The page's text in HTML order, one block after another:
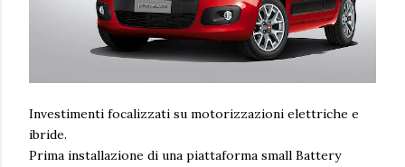
Investimenti focalizzati su motorizzazioni elettriche e
ibride.
Prima installazione di una piattaforma small Battery